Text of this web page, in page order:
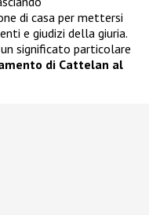
di casa per mettersi
e giudizi della giuria.
significato particolare
di Cattelan al